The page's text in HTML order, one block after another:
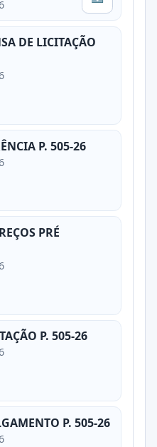
DE LICITAÇÃO
P. 505-26
PRÉ
P. 505-26
P. 505-26